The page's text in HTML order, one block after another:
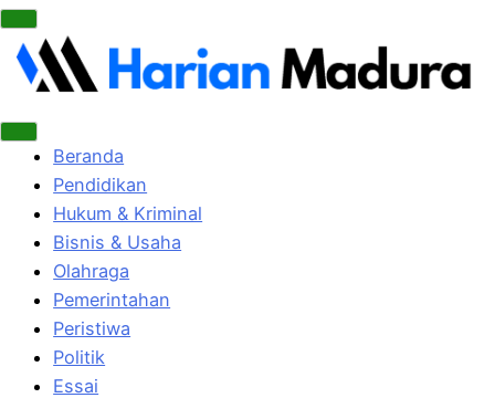
Beranda
Pendidikan
Hukum & Kriminal
Bisnis & Usaha
Olahraga
Pemerintahan
Peristiwa
Politik
Essai